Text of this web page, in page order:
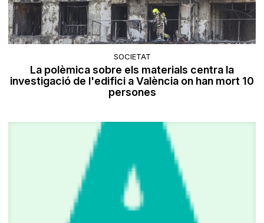
SOCIETAT
La polèmica sobre els materials centra la
investigació de l'edifici a València on han mort 10
persones